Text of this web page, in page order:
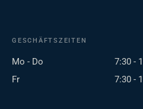
GESCHÄFTSZEITEN
Mo - Do
7:30 -
Fr
7:30 -